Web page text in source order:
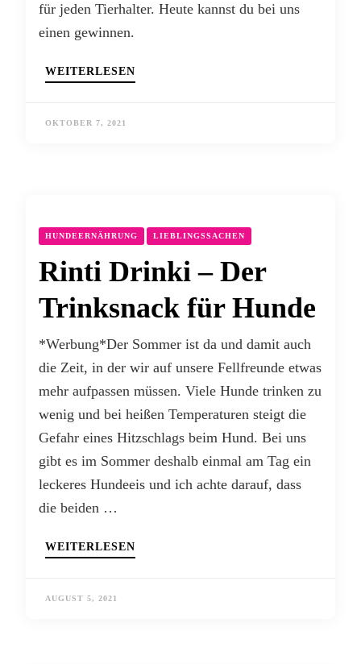
für jeden Tierhalter. Heute kannst du bei uns
einen gewinnen.
WEITERLESEN
OKTOBER 7, 2021
HUNDEERNÄHRUNG LIEBLINGSSACHEN
Rinti Drinki – Der
Trinksnack für Hunde
*Werbung*Der Sommer ist da und damit auch
die Zeit, in der wir auf unsere Fellfreunde etwas
mehr aufpassen müssen. Viele Hunde trinken zu
wenig und bei heißen Temperaturen steigt die
Gefahr eines Hitzschlags beim Hund. Bei uns
gibt es im Sommer deshalb einmal am Tag ein
leckeres Hundeeis und ich achte darauf, dass
die beiden …
WEITERLESEN
AUGUST 5, 2021